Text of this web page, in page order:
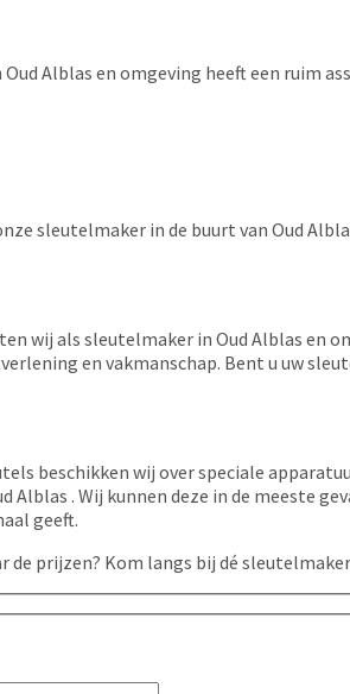
Alblas en omgeving heeft een ruim
sleutelmaker in de buurt van Oud
wij als sleutelmaker in Oud Alblas en
en vakmanschap. Bent u uw
beschikken wij over speciale
Alblas . Wij kunnen deze in de meeste
geeft.
de prijzen? Kom langs bij dé